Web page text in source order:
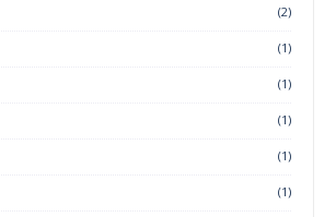
(2)
(1)
(1)
(1)
(1)
(1)